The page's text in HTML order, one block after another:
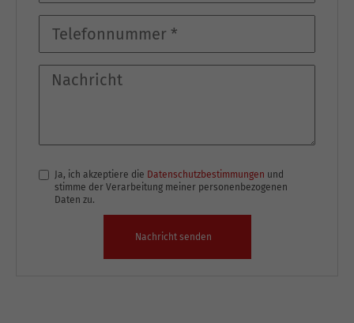
Ja, ich akzeptiere die Datenschutzbestimmungen und
stimme der Verarbeitung meiner personenbezogenen
Daten zu.